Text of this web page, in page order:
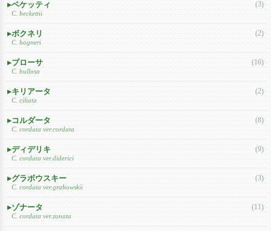
ベケッティ
C. beckettii
(3)
ボクネリ
C. bogneri
(2)
ブローサ
C. bullosa
(16)
キリアータ
C. ciliata
(2)
コルダータ
C. cordata ver.cordata
(8)
ディデリキ
C. cordata ver.diderici
(9)
グラボウスキー
C. cordata ver.grabowskii
(3)
ゾナータ
C. cordata ver.zonata
(11)